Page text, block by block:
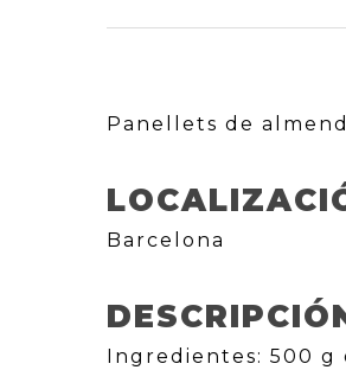
Panellets de
Barcelona
Ingredientes: 500 g